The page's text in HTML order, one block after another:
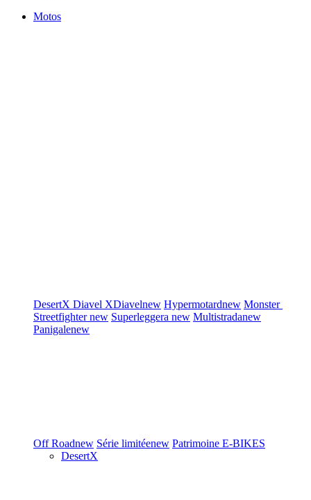
Motos
DesertX Diavel XDiavelnew Hypermotardnew Monster
Streetfighternew Superleggera new Multistradanew
Panigalenew
Off Roadnew Série limitéenew Patrimoine E-BIKES
DesertX